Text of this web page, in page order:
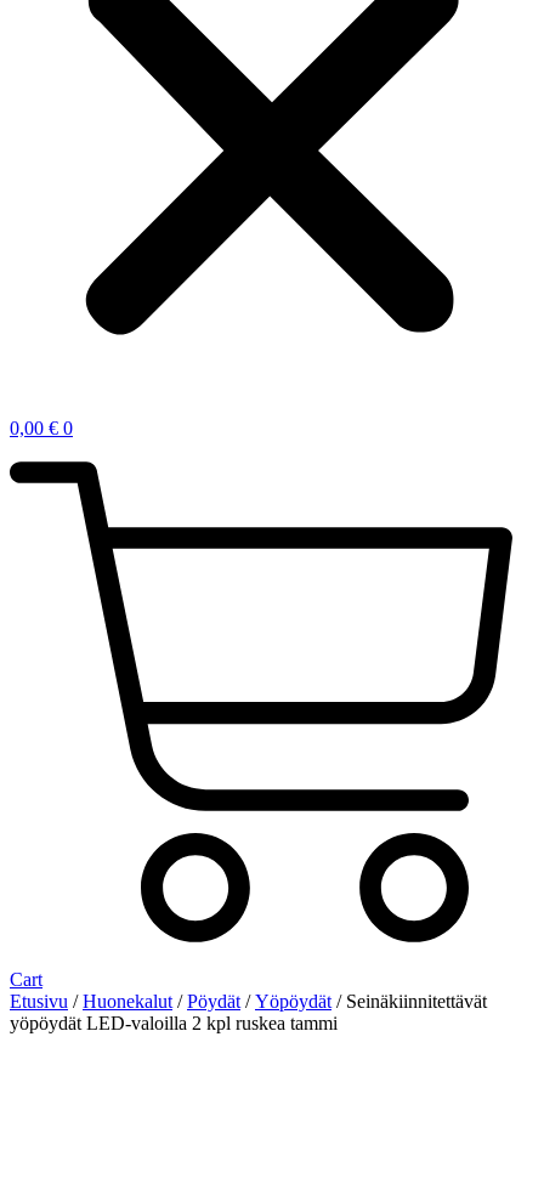
0,00 € 0
Cart
Etusivu /Huonekalut /Pöydät /Yöpöydät / Seinäkiinnitettävät
yöpöydät LED-valoilla 2 kpl ruskea tammi